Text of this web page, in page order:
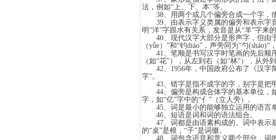
法，例如“上、下、本”等。
38、用两个或几个偏旁合成一个字，使
39、由表示字义类属的偏旁和表示字音
明“洋”字跟水有关系，发音是从“羊”字来
40、现代汉字大部分是形声字，但由于
（yǖe）”和“钓diào”，声旁同为“勺
41、笔顺是书写汉字时笔画的先后顺序
（如“花”），从左到右（如“林”），从
42、1956年，中国政府公布了《汉字
字”。
43、错字是指不成字的字，别字是把甲
44、偏旁是构成合体字的基本单位，如
字，如“亿”字中的“亻”（立人旁）。
45、词是最小的能够独立运用的语言单
46、短语是词和词的语法组合。
47、词都是由语素构成的。词中表示基
的“桌”是根，“子”是词缀。
48、词包含语音和意义两个部分，词的